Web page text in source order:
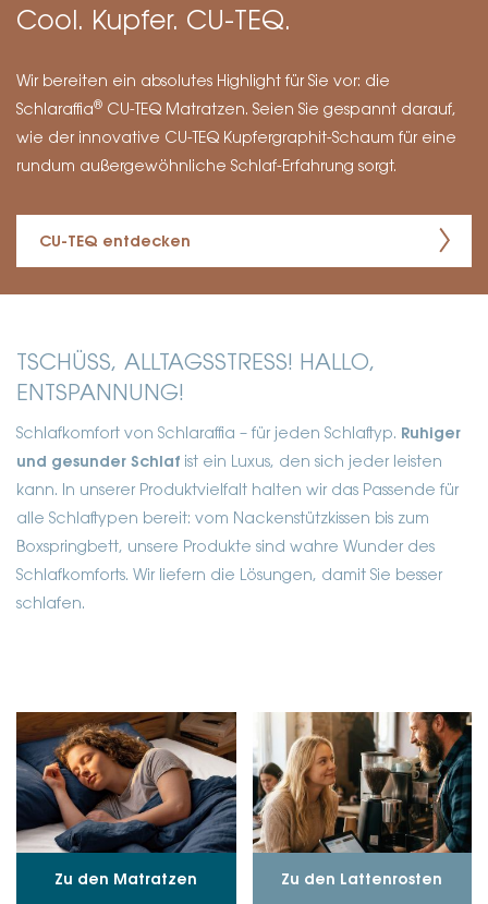
Cool. Kupfer. CU-TEQ.
Wir bereiten ein absolutes Highlight für Sie vor: die
Schlaraffia® CU-TEQ Matratzen. Seien Sie gespannt darauf,
wie der innovative CU-TEQ Kupfergraphit-Schaum für eine
rundum außergewöhnliche Schlaf-Erfahrung sorgt.
CU-TEQ entdecken
TSCHÜSS, ALLTAGSSTRESS! HALLO,
ENTSPANNUNG!
Schlafkomfort von Schlaraffia – für jeden Schlaftyp. Ruhiger
und gesunder Schlaf ist ein Luxus, den sich jeder leisten
kann. In unserer Produktvielfalt halten wir das Passende für
alle Schlaftypen bereit: vom Nackenstützkissen bis zum
Boxspringbett, unsere Produkte sind wahre Wunder des
Schlafkomforts. Wir liefern die Lösungen, damit Sie besser
schlafen.
Zu den Matratzen Zu den Lattenrosten